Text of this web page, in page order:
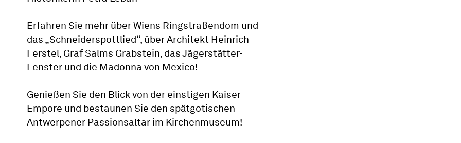
Erfahren Sie mehr über Wiens Ringstraßendom und
das „Schneiderspottlied“, über Architekt Heinrich
Ferstel, Graf Salms Grabstein, das Jägerstätter-
Fenster und die Madonna von Mexico!
Genießen Sie den Blick von der einstigen Kaiser-
Empore und bestaunen Sie den spätgotischen
Antwerpener Passionsaltar im Kirchenmuseum!